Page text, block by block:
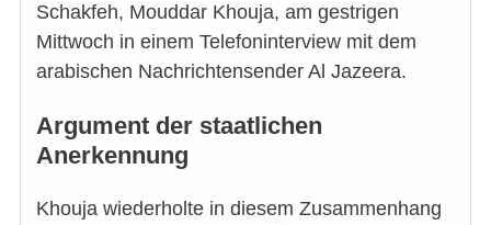
Schakfeh, Mouddar Khouja, am gestrigen
Mittwoch in einem Telefoninterview mit dem
arabischen Nachrichtensender Al Jazeera.
Argument der staatlichen
Anerkennung
Khouja wiederholte in diesem Zusammenhang